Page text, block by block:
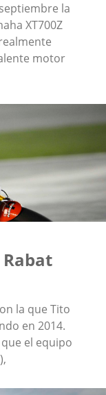
la
XT700Z
motor
la que Tito
en 2014.
el equipo